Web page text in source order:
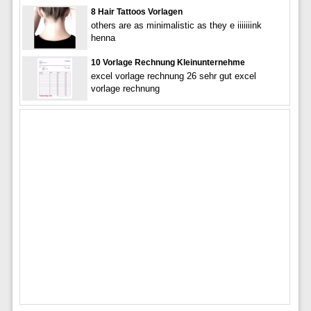
8 Hair Tattoos Vorlagen
others are as minimalistic as they e iiiiiiink
henna
10 Vorlage Rechnung Kleinunternehme
excel vorlage rechnung 26 sehr gut excel
vorlage rechnung